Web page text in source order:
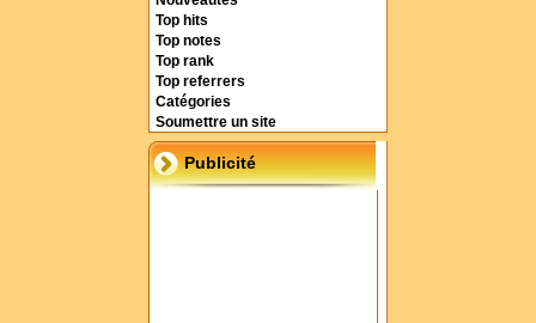
Top hits
Top notes
Top rank
Top referrers
Catégories
Soumettre un site
Publicité